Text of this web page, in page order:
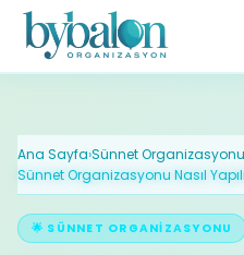
Ana Sayfa›Sünnet Organizasyonu
Sünnet Organizasyonu Nasıl
🌟 SÜNNET ORGANIZASYONU